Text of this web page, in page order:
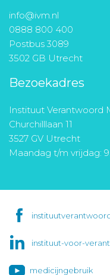
info@ivm.nl
0888 800 400
Postbus 3089
3502 GB Utrecht
Bezoekadres
Instituut Verantwoord
Churchilllaan 11
3527 GV Utrecht
Maandag t/m vrijdag:
instituut-voor-
medicijngebruik